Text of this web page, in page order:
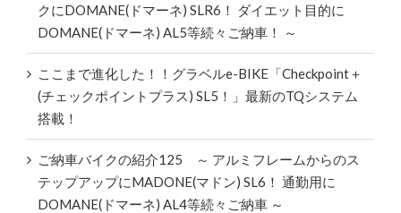
クにDOMANE(ドマーネ) SLR6！ ダイエット目的に
DOMANE(ドマーネ) AL5等続々ご納車！ ～
ここまで進化した！！グラベルe-BIKE「Checkpoint＋
(チェックポイントプラス) SL5！」最新のTQシステム
搭載！
ご納車バイクの紹介125 ～ アルミフレームからのス
テップアップにMADONE(マドン) SL6！ 通勤用に
DOMANE(ドマーネ) AL4等続々ご納車 ～